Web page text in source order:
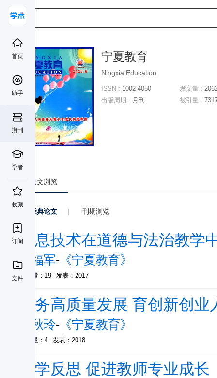
首页
助手
期刊
学者
收藏
订阅
文件
宁夏教育
Ningxia Education
ISSN : 1002-4050
出版周期 : 月刊
发文量 :
被引量 :
论文浏览
经典论文 | 刊期浏览
信息技术在道德与法治教学
蒋福军- 《宁夏教育》
被引量：19 发表：2017
服务高质量发展 育创新创业
李秋玲- 《宁夏教育》
被引量：4 发表：2018
教学反思 促进教师专业成长